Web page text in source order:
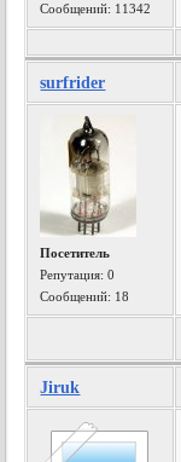
Сообщений: 11342
surfrider
Посетитель
Репутация:0
Сообщений: 18
Jiruk